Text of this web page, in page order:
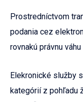
Prostredníctvom
podania cez
rovnakú právnu
Elekronické služby
kategórií z pohľadu